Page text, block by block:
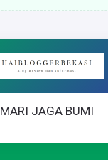
MARI JAGA BUMI